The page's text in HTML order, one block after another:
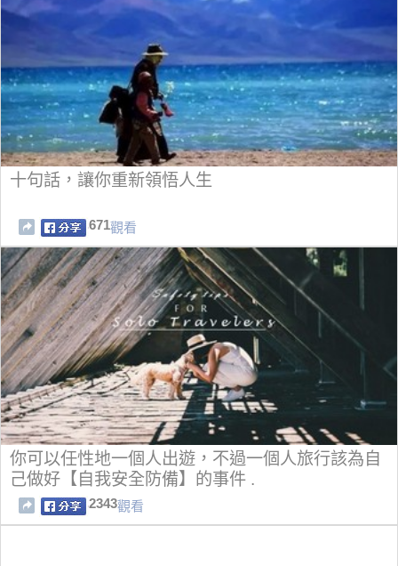
十句話，讓你重新領悟人生
671觀看
你可以任性地一個人出遊，不過一個人旅行該為自
己做好【自我安全防備】的事件 .
2343觀看